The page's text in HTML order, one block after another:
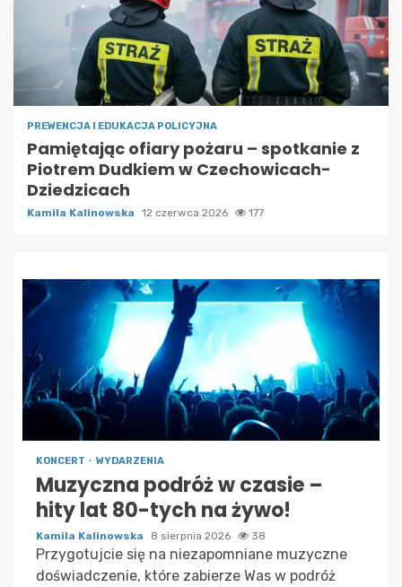
PREWENCJA I EDUKACJA POLICYJNA
Pamiętając ofiary pożaru – spotkanie z
Piotrem Dudkiem w Czechowicach-
Dziedzicach
Kamila Kalinowska 12 czerwca 2026 177
KONCERT WYDARZENIA
Muzyczna podróż w czasie –
hity lat 80-tych na żywo!
Kamila Kalinowska 8 sierpnia 2026 38
Przygotujcie się na niezapomniane muzyczne
doświadczenie, które zabierze Was w podróż